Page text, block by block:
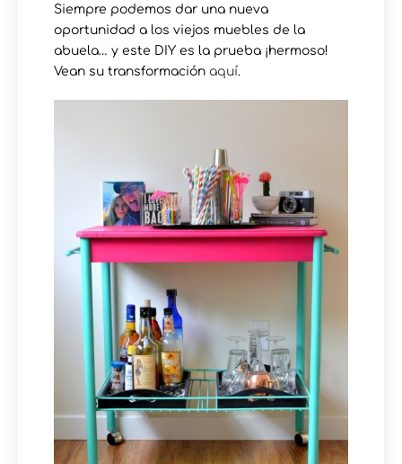
Siempre podemos dar una nueva
oportunidad a los viejos muebles de la
abuela… y este DIY es la prueba ¡hermoso!
Vean su transformación aquí.